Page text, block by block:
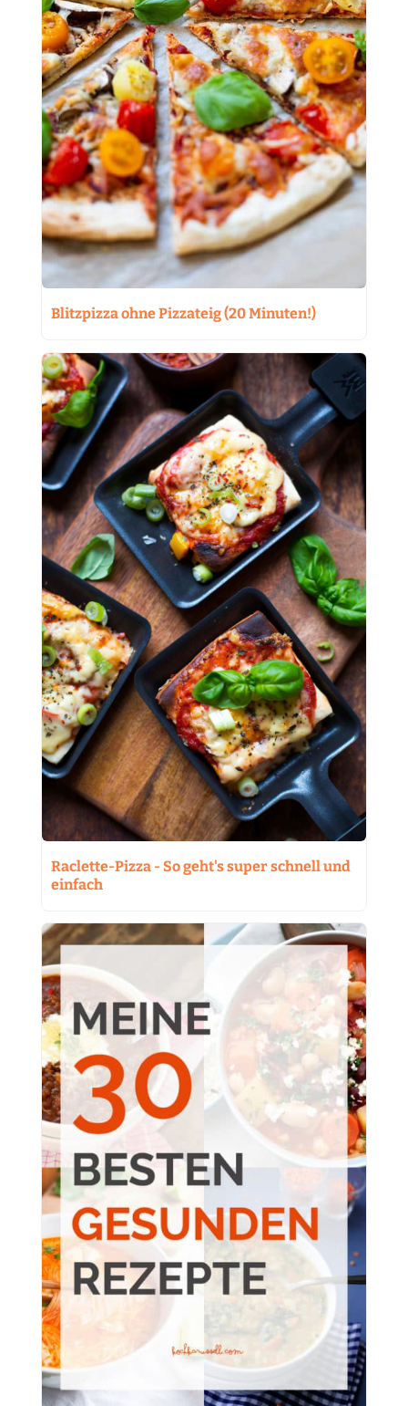
Blitzpizza ohne Pizzateig (20 Minuten!)
Raclette-Pizza - So geht's super schnell und
einfach